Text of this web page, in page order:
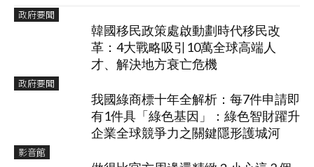
政府要聞
韓國移民政策處啟動劃時代移民改
革：4大戰略吸引10萬全球高端人
才、解決地方衰亡危機
政府要聞
我國綠商標十年全解析：每7件申請即
有1件具「綠色基因」：綠色智財躍升
企業全球競爭力之關鍵隱形護城河
影音館